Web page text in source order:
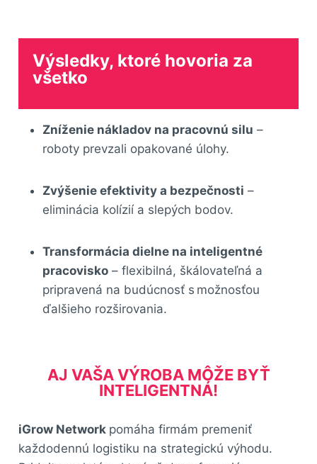
Výsledky, ktoré hovoria za
všetko
Zníženie nákladov na pracovnú silu –
roboty prevzali opakované úlohy.
Zvýšenie efektivity a bezpečnosti –
eliminácia kolízií a slepých bodov.
Transformácia dielne na inteligentné
pracovisko – flexibilná, škálovateľná a
pripravená na budúcnosť s možnosťou
ďalšieho rozširovania.
AJ VAŠA VÝROBA MÔŽE BYŤ
INTELIGENTNÁ!
iGrow Network pomáha firmám premeniť
každodennú logistiku na strategickú výhodu.